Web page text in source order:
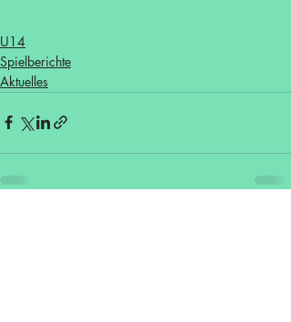
U14
Spielberichte
Aktuelles